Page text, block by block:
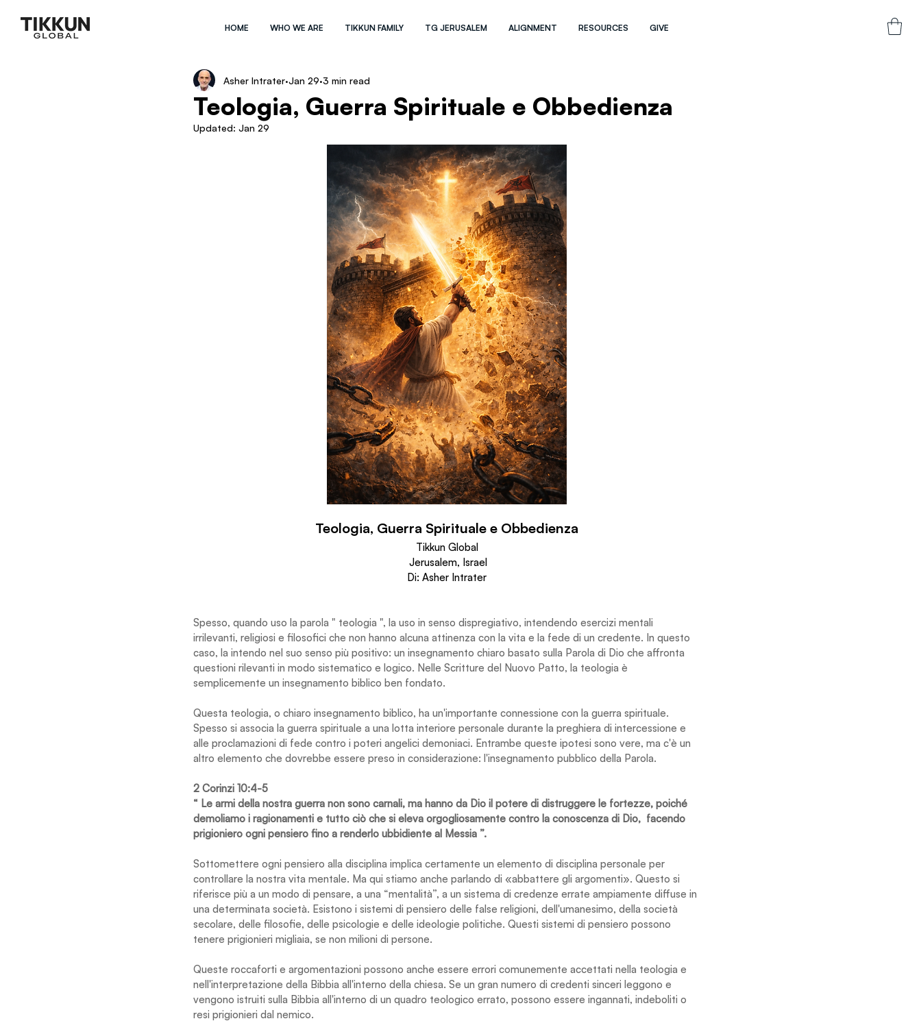
HOME WHO WE ARE TIKKUN FAMILY TG JERUSALEM ALIGNMENT RESOURCES GIVE
Teologia, Guerra Spirituale e Obbedienza
Asher Intrater Jan 29 3 min read
Updated: Jan 29
Teologia, Guerra Spirituale e Obbedienza
Tikkun Global
Jerusalem, Israel
Di: Asher Intrater
Spesso, quando uso la parola " teologia ", la uso in senso dispregiativo, intendendo esercizi mentali
irrilevanti, religiosi e filosofici che non hanno alcuna attinenza con la vita e la fede di un credente. In questo
caso, la intendo nel suo senso più positivo: un insegnamento chiaro basato sulla Parola di Dio che affronta
questioni rilevanti in modo sistematico e logico. Nelle Scritture del Nuovo Patto, la teologia è
semplicemente un insegnamento biblico ben fondato.
Questa teologia, o chiaro insegnamento biblico, ha un'importante connessione con la guerra spirituale.
Spesso si associa la guerra spirituale a una lotta interiore personale durante la preghiera di intercessione e
alle proclamazioni di fede contro i poteri angelici demoniaci. Entrambe queste ipotesi sono vere, ma c'è un
altro elemento che dovrebbe essere preso in considerazione: l'insegnamento pubblico della Parola.
2 Corinzi 10:4-5
“ Le armi della nostra guerra non sono carnali, ma hanno da Dio il potere di distruggere le fortezze, poiché
demoliamo i ragionamenti e tutto ciò che si eleva orgogliosamente contro la conoscenza di Dio,  facendo
prigioniero ogni pensiero fino a renderlo ubbidiente al Messia ”.
Sottomettere ogni pensiero alla disciplina implica certamente un elemento di disciplina personale per
controllare la nostra vita mentale. Ma qui stiamo anche parlando di «abbattere gli argomenti». Questo si
riferisce più a un modo di pensare, a una “mentalità”, a un sistema di credenze errate ampiamente diffuse in
una determinata società. Esistono i sistemi di pensiero delle false religioni, dell'umanesimo, della società
secolare, delle filosofie, delle psicologie e delle ideologie politiche. Questi sistemi di pensiero possono
tenere prigionieri migliaia, se non milioni di persone.
Queste roccaforti e argomentazioni possono anche essere errori comunemente accettati nella teologia e
nell'interpretazione della Bibbia all'interno della chiesa. Se un gran numero di credenti sinceri leggono e
vengono istruiti sulla Bibbia all'interno di un quadro teologico errato, possono essere ingannati, indeboliti o
resi prigionieri dal nemico.